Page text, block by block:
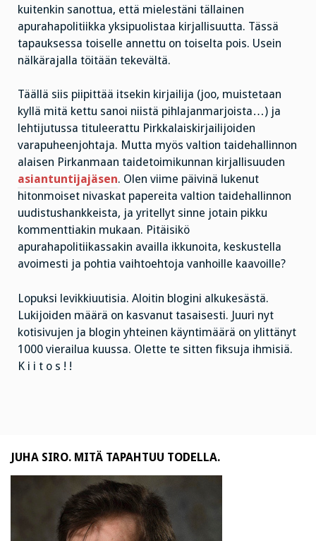
kuitenkin sanottua, että mielestäni tällainen
apurahapolitiikka yksipuolistaa kirjallisuutta. Tässä
tapauksessa toiselle annettu on toiselta pois. Usein
nälkärajalla töitään tekevältä.
Täällä siis piipittää itsekin kirjailija (joo, muistetaan
kyllä mitä kettu sanoi niistä pihlajanmarjoista…) ja
lehtijutussa tituleerattu Pirkkalaiskirjailijoiden
varapuheenjohtaja. Mutta myös valtion taidehallinnon
alaisen Pirkanmaan taidetoimikunnan kirjallisuuden
asiantuntijajäsen. Olen viime päivinä lukenut
hitonmoiset nivaskat papereita valtion taidehallinnon
uudistushankkeista, ja yritellyt sinne jotain pikku
kommenttiakin mukaan. Pitäisikö
apurahapolitiikassakin availla ikkunoita, keskustella
avoimesti ja pohtia vaihtoehtoja vanhoille kaavoille?
Lopuksi levikkiuutisia. Aloitin blogini alkukesästä.
Lukijoiden määrä on kasvanut tasaisesti. Juuri nyt
kotisivujen ja blogin yhteinen käyntimäärä on ylittänyt
1000 vierailua kuussa. Olette te sitten fiksuja ihmisiä.
K i i t o s ! !
JUHA SIRO. MITÄ TAPAHTUU TODELLA.